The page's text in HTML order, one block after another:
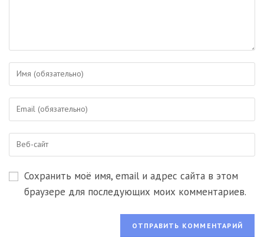
Введите
или
имя
пользователя,
чтобы
прокомментировать
Введите
адрес,
чтобы
Введите
веб-
сайта
Сохранить моё имя, email и адрес сайта в этом
браузере для последующих моих комментариев.